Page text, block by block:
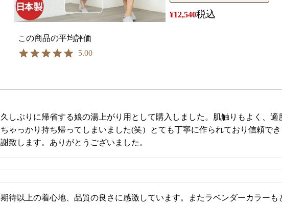
¥12,540税込
5.00
久しぶりに帰省する娘の湯上がり用として購入しました。肌触りもよく、
ちゃっかり持ち帰ってしまいました(笑）とても丁寧に作られており信頼で
謝致します。ありがとうございました。
期待以上の着心地、品質の良さに感激しています。またラベンダーカラー